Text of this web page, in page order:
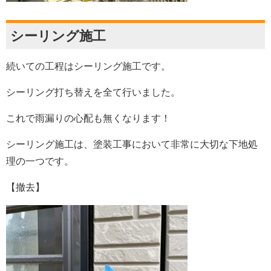
シーリング施工
続いての工程はシーリング施工です。
シーリング打ち替えを全て行いました。
これで雨漏りの心配も無くなります！
シーリング施工は、塗装工事において非常に大切な下地処
理の一つです。
【撤去】